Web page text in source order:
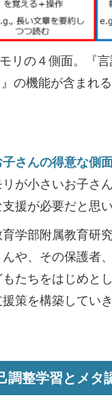
の４側面。『言
』の機能が含まれ
子さんの得意な側
が小さいお子さ
援が必要だと思
学部附属教育研
や、その保護者
たちをはじめと
策を構築してい
調整学習とメタ